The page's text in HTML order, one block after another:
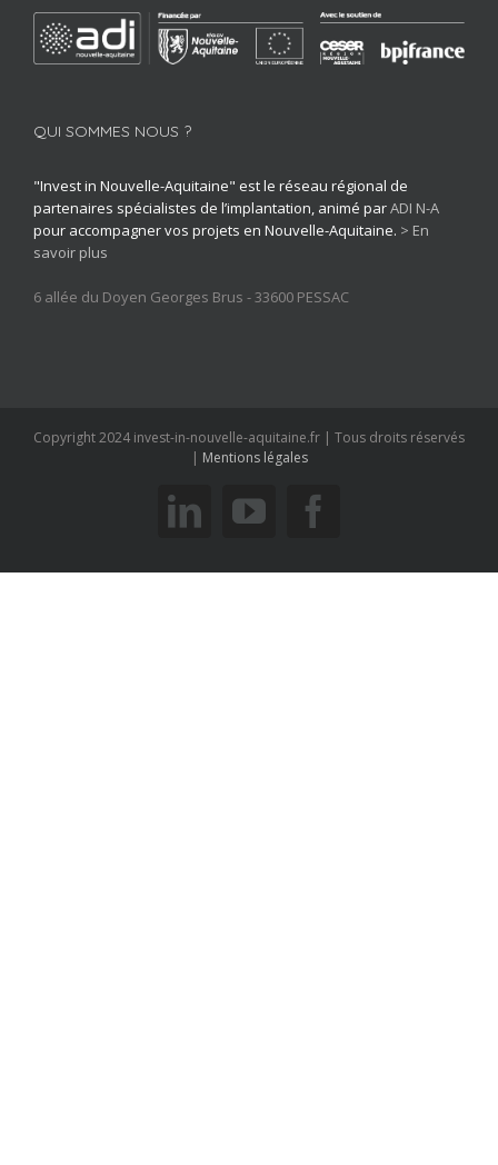
QUI SOMMES NOUS ?
"Invest in Nouvelle-Aquitaine" est le réseau régional de
partenaires spécialistes de l’implantation, animé parADI N-A
pour accompagner vos projets en Nouvelle-Aquitaine. > En
savoir plus
6 allée du Doyen Georges Brus - 33600 PESSAC
Copyright 2024 invest-in-nouvelle-aquitaine.fr | Tous droits réservés
| Mentions légales
linkedinyoutube